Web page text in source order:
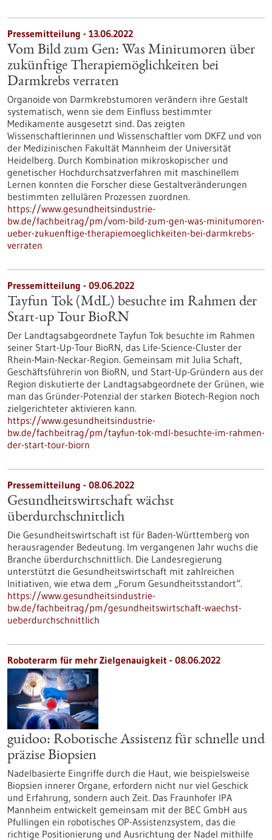
Pressemitteilung - 13.06.2022
Vom Bild zum Gen: Was Minitumoren über
zukünftige Therapiemöglichkeiten bei
Darmkrebs verraten
Organoide von Darmkrebstumoren verändern ihre Gestalt
systematisch, wenn sie dem Einfluss bestimmter
Medikamente ausgesetzt sind. Das zeigten
Wissenschaftlerinnen und Wissenschaftler vom DKFZ und von
der Medizinischen Fakultät Mannheim der Universität
Heidelberg. Durch Kombination mikroskopischer und
genetischer Hochdurchsatzverfahren mit maschinellem
Lernen konnten die Forscher diese Gestaltveränderungen
bestimmten zellulären Prozessen zuordnen.
https://www.gesundheitsindustrie-
bw.de/fachbeitrag/pm/vom-bild-zum-gen-was-minitumoren-
ueber-zukuenftige-therapiemoeglichkeiten-bei-darmkrebs-
verraten
Pressemitteilung - 09.06.2022
Tayfun Tok (MdL) besuchte im Rahmen der
Start-up Tour BioRN
Der Landtagsabgeordnete Tayfun Tok besuchte im Rahmen
seiner Start-Up-Tour BioRN, das Life-Science-Cluster der
Rhein-Main-Neckar-Region. Gemeinsam mit Julia Schaft,
Geschäftsführerin von BioRN, und Start-Up-Gründern aus der
Region diskutierte der Landtagsabgeordnete der Grünen, wie
man das Gründer-Potenzial der starken Biotech-Region noch
zielgerichteter aktivieren kann.
https://www.gesundheitsindustrie-
bw.de/fachbeitrag/pm/tayfun-tok-mdl-besuchte-im-rahmen-
der-start-tour-biorn
Pressemitteilung - 08.06.2022
Gesundheitswirtschaft wächst
überdurchschnittlich
Die Gesundheitswirtschaft ist für Baden-Württemberg von
herausragender Bedeutung. Im vergangenen Jahr wuchs die
Branche überdurchschnittlich. Die Landesregierung
unterstützt die Gesundheitswirtschaft mit zahlreichen
Initiativen, wie etwa dem „Forum Gesundheitsstandort“.
https://www.gesundheitsindustrie-
bw.de/fachbeitrag/pm/gesundheitswirtschaft-waechst-
ueberdurchschnittlich
Roboterarm für mehr Zielgenauigkeit - 08.06.2022
guidoo: Robotische Assistenz für schnelle und
präzise Biopsien
Nadelbasierte Eingriffe durch die Haut, wie beispielsweise
Biopsien innerer Organe, erfordern nicht nur viel Geschick
und Erfahrung, sondern auch Zeit. Das Fraunhofer IPA
Mannheim entwickelt gemeinsam mit der BEC GmbH aus
Pfullingen ein robotisches OP-Assistenzsystem, das die
richtige Positionierung und Ausrichtung der Nadel mithilfe